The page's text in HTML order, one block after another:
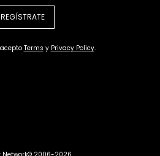
REGÍSTRATE
Terms y Privacy Policy.